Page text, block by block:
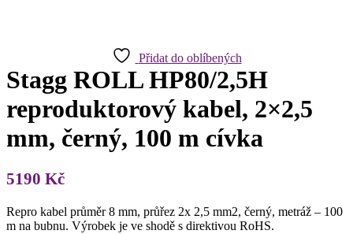
Přidat do oblíbených
Stagg ROLL HP80/2,5H
reproduktorový kabel, 2×2,5
mm, černý, 100 m cívka
5190 Kč
Repro kabel průměr 8 mm, průřez 2x 2,5 mm2, černý, metráž – 100
m na bubnu. Výrobek je ve shodě s direktivou RoHS.